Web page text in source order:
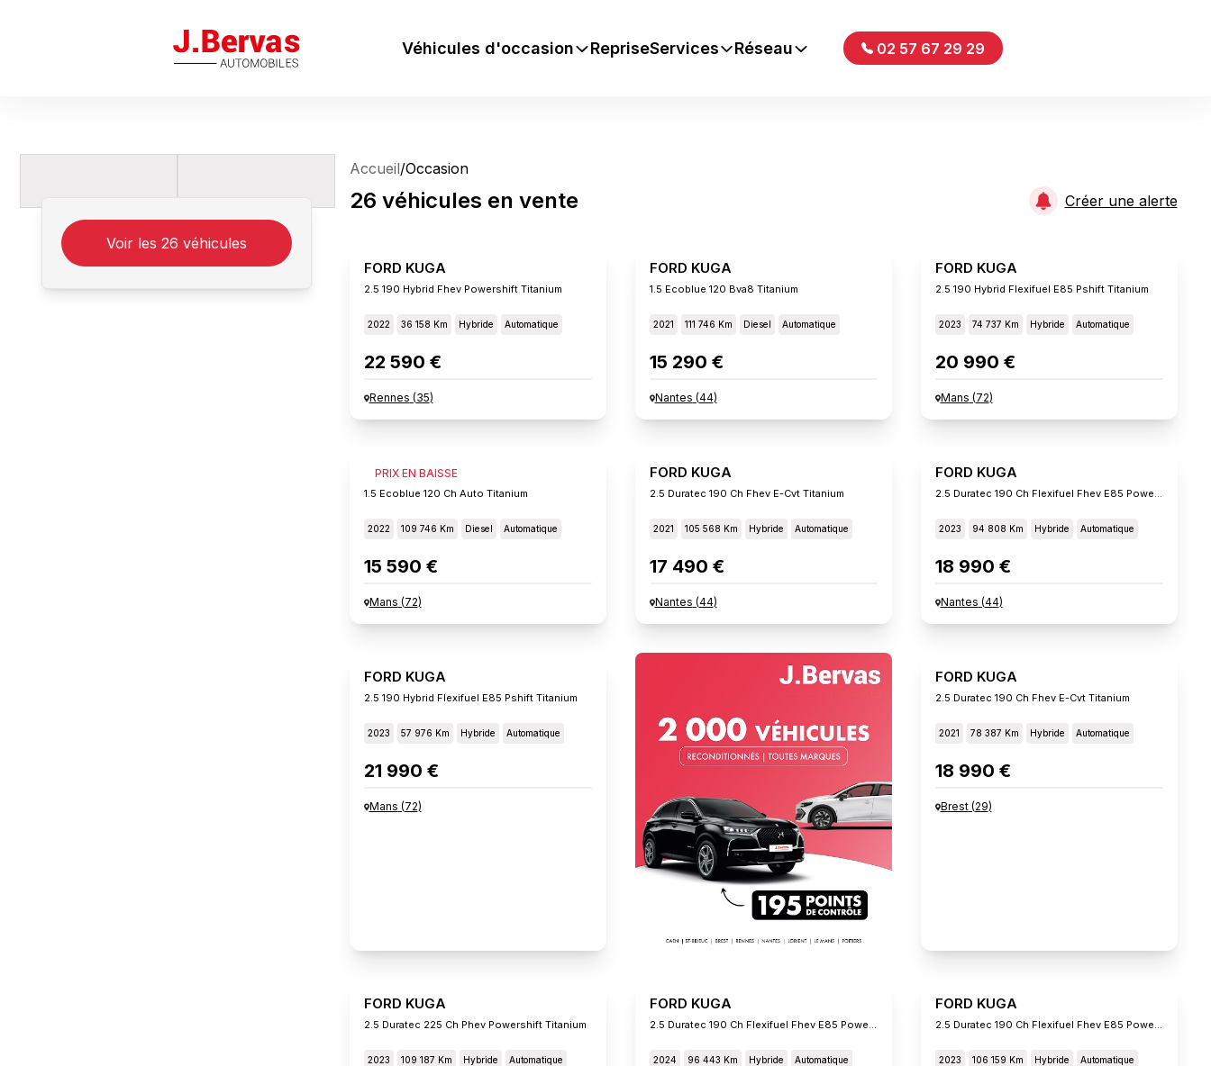
J.Bervas Véhicules d'occasion RepriseServices Réseau 02 57 67 29 29
Voir les 26 véhicules
Accueil/Occasion
26 véhicules en vente Créer une alerte
FORD KUGA
2.5 190 Hybrid Fhev Powershift Titanium
2022 36 158 Km Hybride Automatique
22 590 €
Rennes (35)
FORD KUGA
1.5 Ecoblue 120 Bva8 Titanium
2021 111 746 Km Diesel Automatique
15 290 €
Nantes (44)
FORD KUGA
2.5 190 Hybrid Flexifuel E85 Pshift Titanium
2023 74 737 Km Hybride Automatique
20 990 €
Mans (72)
PRIX EN BAISSE
FORD KUGA
1.5 Ecoblue 120 Ch Auto Titanium
2022 109 746 Km Diesel Automatique
15 590 €
Mans (72)
FORD KUGA
2.5 Duratec 190 Ch Fhev E-Cvt Titanium
2021 105 568 Km Hybride Automatique
17 490 €
Nantes (44)
FORD KUGA
2.5 Duratec 190 Ch Flexifuel Fhev E85 Powershift Titani
2023 94 808 Km Hybride Automatique
18 990 €
Nantes (44)
FORD KUGA
2.5 190 Hybrid Flexifuel E85 Pshift Titanium
2023 57 976 Km Hybride Automatique
21 990 €
Mans (72)
FORD KUGA
2.5 Duratec 190 Ch Fhev E-Cvt Titanium
2021 78 387 Km Hybride Automatique
18 990 €
Brest(29)
FORD KUGA
2.5 Duratec 225 Ch Phev Powershift Titanium
2023 109 187 Km Hybride Automatique
FORD KUGA
2024 96 443 Km Hybride Automatique
FORD KUGA
2023 106 159 Km Hybride Automatique